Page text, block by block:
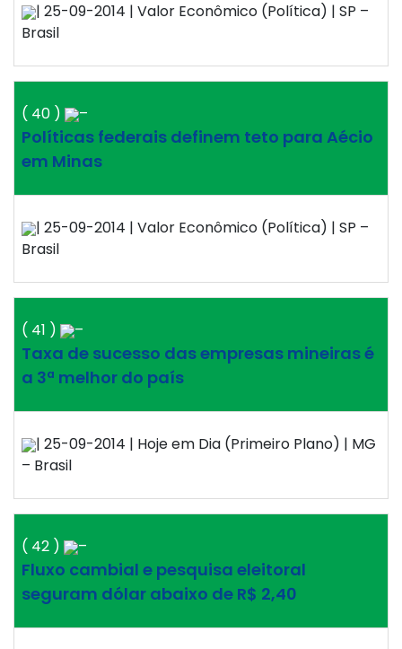
| 25-09-2014 | Valor Econômico (Política) | SP –
Brasil
( 40 ) –
Políticas federais definem teto para Aécio
em Minas
| 25-09-2014 | Valor Econômico (Política) | SP –
Brasil
( 41 ) –
Taxa de sucesso das empresas mineiras é
a 3ª melhor do país
| 25-09-2014 | Hoje em Dia (Primeiro Plano) | MG
– Brasil
( 42 ) –
Fluxo cambial e pesquisa eleitoral
seguram dólar abaixo de R$ 2,40